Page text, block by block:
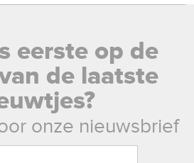
eerste op de
de laatste
onze nieuwsbrief